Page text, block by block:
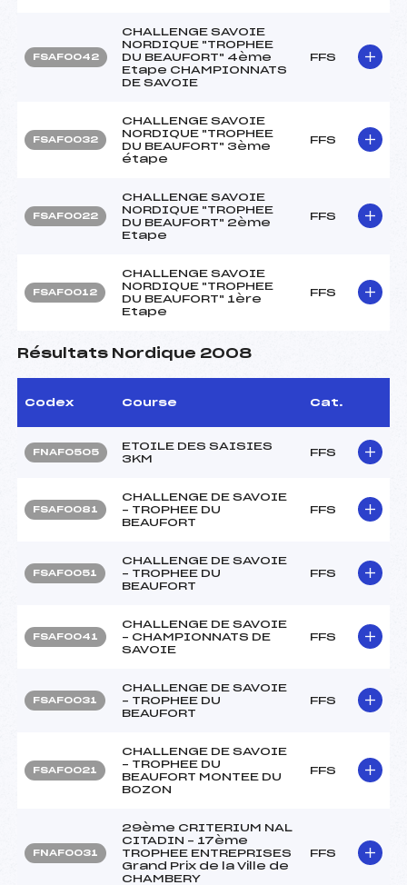
FSAF0042
CHALLENGE SAVOIE
NORDIQUE "TROPHEE
DU BEAUFORT" 4ème
Etape CHAMPIONNATS
DE SAVOIE
FFS
FSAF0032
CHALLENGE SAVOIE
NORDIQUE "TROPHEE
DU BEAUFORT" 3ème
étape
FFS
FSAF0022
CHALLENGE SAVOIE
NORDIQUE "TROPHEE
DU BEAUFORT" 2ème
Etape
FFS
FSAF0012
CHALLENGE SAVOIE
NORDIQUE "TROPHEE
DU BEAUFORT" 1ère
Etape
FFS
Résultats Nordique 2008
Codex Course Cat.
FNAF0505
ETOILE DES SAISIES
3KM
FFS
FSAF0081
CHALLENGE DE SAVOIE
– TROPHEE DU
BEAUFORT
FFS
FSAF0051
CHALLENGE DE SAVOIE
– TROPHEE DU
BEAUFORT
FFS
FSAF0041
CHALLENGE DE SAVOIE
– CHAMPIONNATS DE
SAVOIE
FFS
FSAF0031
CHALLENGE DE SAVOIE
– TROPHEE DU
BEAUFORT
FFS
FSAF0021
CHALLENGE DE SAVOIE
– TROPHEE DU
BEAUFORT MONTEE DU
BOZON
FFS
FNAF0031
29ème CRITERIUM NAL
CITADIN – 17ème
TROPHEE ENTREPRISES
Grand Prix de la Ville de
CHAMBERY
FFS